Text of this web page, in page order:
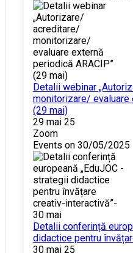
Detalii webinar
monitorizare/ evaluare
(29 mai)
29 mai 25
Zoom
Events on 30/05/2025
Detalii conferință
didactice pentru
30 mai 25